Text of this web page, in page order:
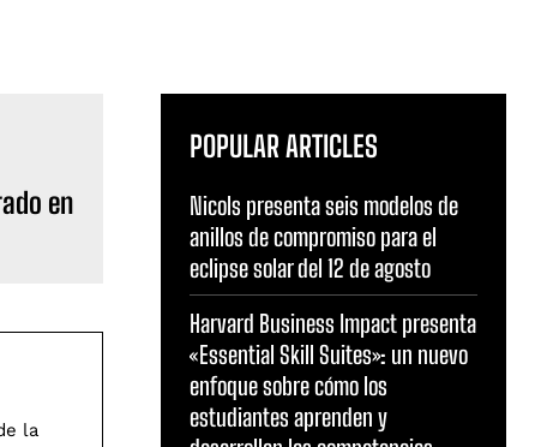
en
la
POPULAR ARTICLES
Nicols presenta seis modelos de
anillos de compromiso para el
eclipse solar del 12 de agosto
Harvard Business Impact presenta
«Essential Skill Suites»: un nuevo
enfoque sobre cómo los
estudiantes aprenden y